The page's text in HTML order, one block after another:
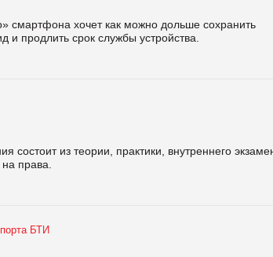
смартфона хочет как можно дольше сохранить
и продлить срок службы устройства.
состоит из теории, практики, внутреннего
права.
БТИ